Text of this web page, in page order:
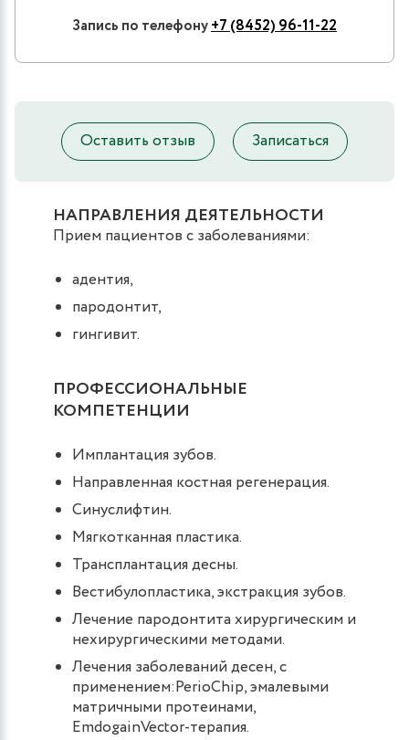
Запись по телефону+7 (8452) 96-11-22
Оставить отзыв Записаться
НАПРАВЛЕНИЯ ДЕЯТЕЛЬНОСТИ
Прием пациентов с заболеваниями:
адентия,
пародонтит,
гингивит.
ПРОФЕССИОНАЛЬНЫЕ
КОМПЕТЕНЦИИ
Имплантация зубов.
Направленная костная регенерация.
Синуслифтин.
Мягкотканная пластика.
Трансплантация десны.
Вестибулопластика, экстракция зубов.
Лечение пародонтита хирургическим и
нехирургическими методами.
Лечения заболеваний десен, с
применением:PerioChip, эмалевыми
матричными протеинами,
EmdogainVector-терапия.